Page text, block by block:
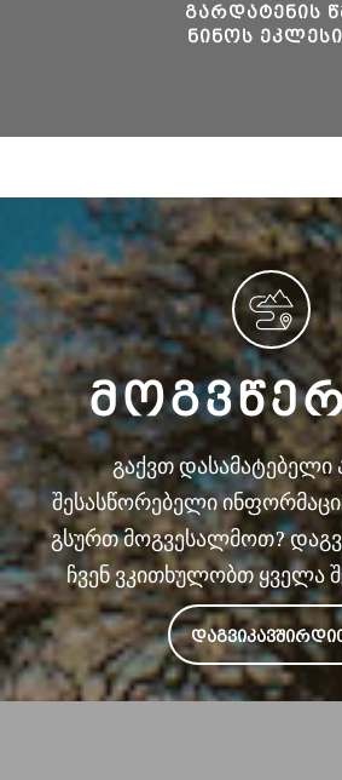
ᲒᲐᲠᲓᲐᲢᲔᲜᲘᲡ
ᲜᲘᲜᲝᲡ
გაქვთ
შესასწორებელი
გსურთ მოგვესალმოთ?
ჩვენ ვკითხულობთ ყველა